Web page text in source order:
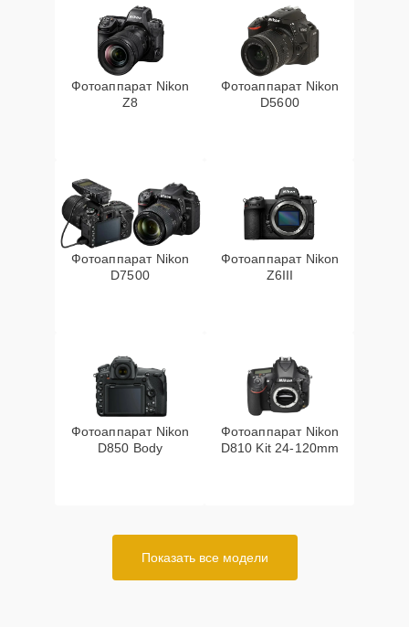
Фотоаппарат Nikon
Z8
Фотоаппарат Nikon
D5600
Фотоаппарат Nikon
D7500
Фотоаппарат Nikon
Z6III
Фотоаппарат Nikon
D850 Body
Фотоаппарат Nikon
D810 Kit 24-120mm
Показать все модели